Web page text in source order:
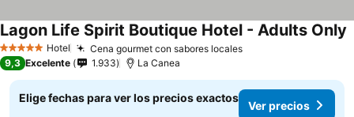
5 Estrellas Hotel Cena gourmet con sabores locales
Lagon Life Spirit Boutique Hotel - Adults Only
9,3 Excelente 1.933 La Canea
Elige fechas para ver los precios exactos
Ver precios